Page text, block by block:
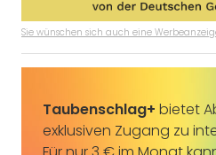
Sie wünschen sich auch eine
Taubenschlag+ bietet
exklusiven Zugang zu